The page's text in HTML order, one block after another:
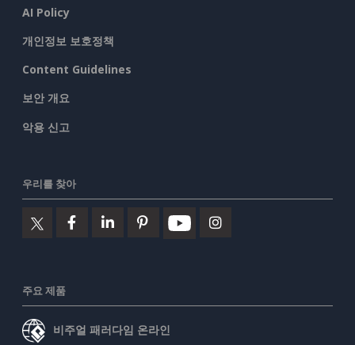
AI Policy
개인정보 보호정책
Content Guidelines
보안 개요
악용 신고
우리를 찾아
주요 제품
비주얼 패러다임 온라인